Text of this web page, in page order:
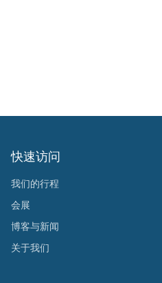
快速访问
我们的行程
会展
博客与新闻
关于我们